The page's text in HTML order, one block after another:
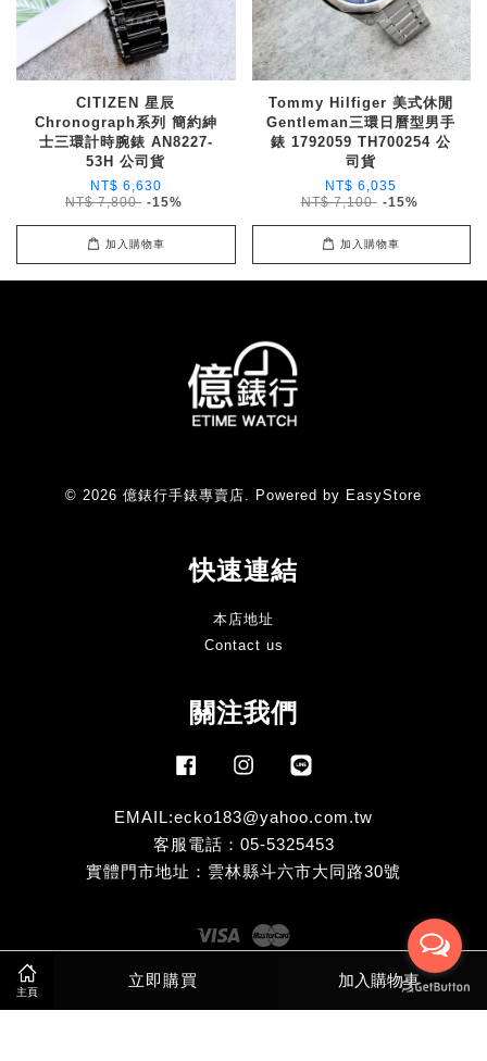
主頁
立即購買 加入購物車
CITIZEN 星辰
Chronograph系列 簡約紳
士三環計時腕錶 AN8227-
53H 公司貨
NT$ 6,630
NT$ 7,800 -15%
加入購物車
Tommy Hilfiger 美式休閒
Gentleman三環日曆型男手
錶 1792059 TH700254 公
司貨
NT$ 6,035
NT$ 7,100 -15%
加入購物車
© 2026 億錶行手錶專賣店. Powered by EasyStore
快速連結
本店地址
Contact us
關注我們
Facebook Instagram
EMAIL:ecko183@yahoo.com.tw
客服電話：05-5325453
實體門市地址：雲林縣斗六市大同路30號
Visa